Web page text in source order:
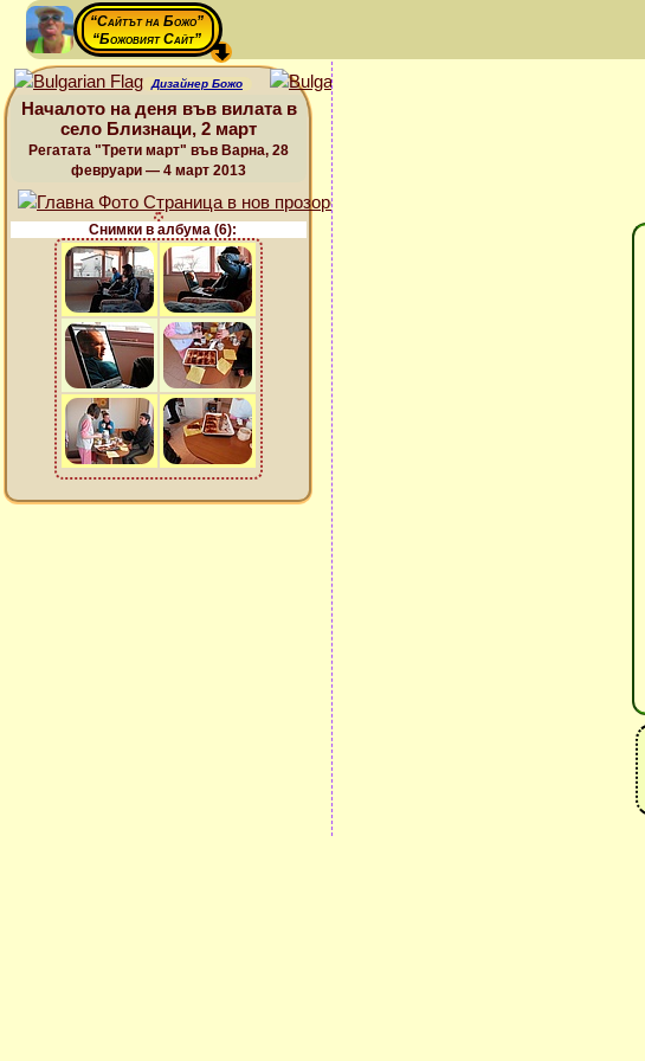
“Сайтът на Божо”
“Божовият Сайт”
Дизайнер Божо
Началото на деня във вилата в
село Близнаци, 2 март
Регатата "Трети март" във Варна, 28
февруари — 4 март 2013
Снимки в албума (6):